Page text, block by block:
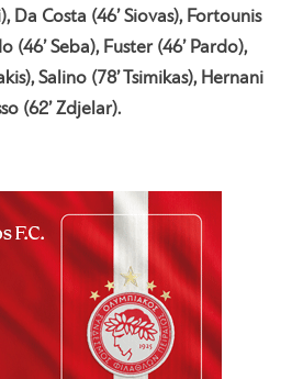
Da Costa (46’ Siovas), Fortounis
(46’ Seba), Fuster (46’ Pardo),
Salino (78’ Tsimikas), Hernani
(62’ Zdjelar).